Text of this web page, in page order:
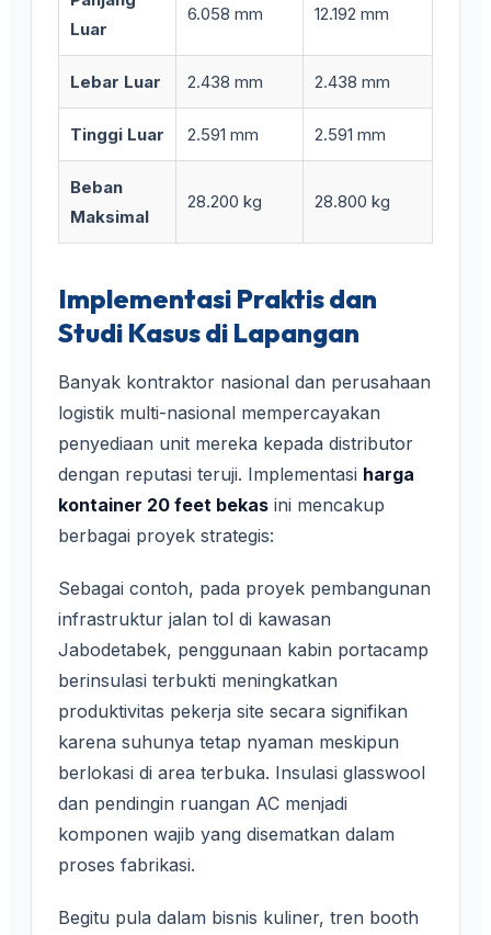
Luar
6.058 mm 12.192 mm
Lebar Luar 2.438 mm 2.438 mm
Tinggi Luar 2.591 mm 2.591 mm
Beban
Maksimal
28.200 kg 28.800 kg
Implementasi Praktis dan
Studi Kasus di Lapangan
Banyak kontraktor nasional dan perusahaan
logistik multi-nasional mempercayakan
penyediaan unit mereka kepada distributor
dengan reputasi teruji. Implementasi harga
kontainer 20 feet bekas ini mencakup
berbagai proyek strategis:
Sebagai contoh, pada proyek pembangunan
infrastruktur jalan tol di kawasan
Jabodetabek, penggunaan kabin portacamp
berinsulasi terbukti meningkatkan
produktivitas pekerja site secara signifikan
karena suhunya tetap nyaman meskipun
berlokasi di area terbuka. Insulasi glasswool
dan pendingin ruangan AC menjadi
komponen wajib yang disematkan dalam
proses fabrikasi.
Begitu pula dalam bisnis kuliner, tren booth